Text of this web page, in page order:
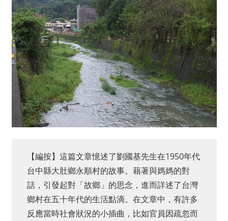
【編按】這篇文章憶述了劉國基先生在1950年代
台中縣大肚鄉永順村的故事。藉著與媽媽的對
話，引發起對「故鄉」的思念，進而詳述了台灣
鄉村在五十年代的生活點滴。在文章中，有許多
反應當時社會狀況的小插曲，比如官員因疏忽而